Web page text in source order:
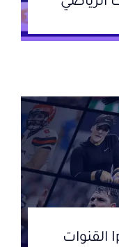
استمتع بمشاهدة Iptv القنوات